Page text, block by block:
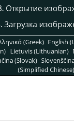
Открытие
Загрузка
(Greek) English
Lietuvis (Lithuanian)
(Slovak)
(Simplified Chinese)